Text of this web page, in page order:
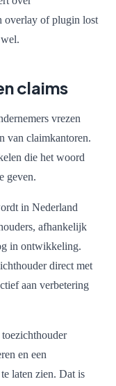
overlay of plugin lost
claims
vrezen
van claimkantoren.
die het woord
geven.
in Nederland
afhankelijk
in ontwikkeling.
direct met
aan verbetering
en een
laten zien. Dat is